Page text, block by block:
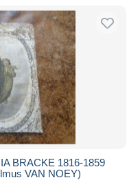
BRACKE 1816-1859
VAN NOEY)